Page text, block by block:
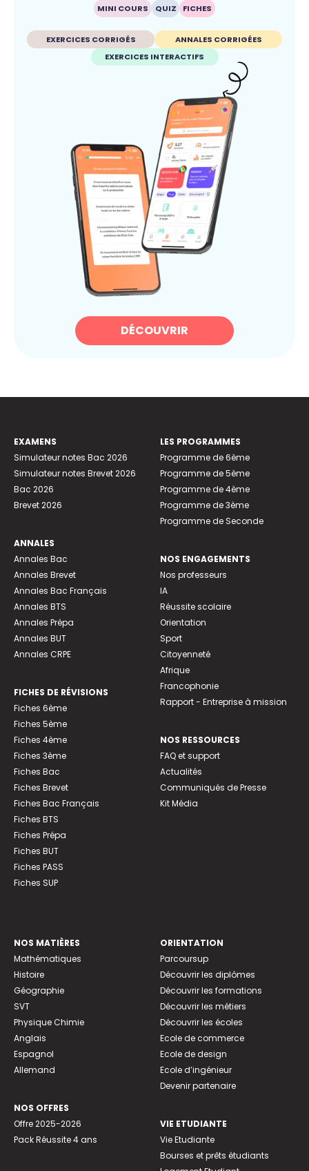
MINI COURS QUIZ FICHES
EXERCICES CORRIGÉS
ANNALES CORRIGÉES
EXERCICES INTERACTIFS
DÉCOUVRIR
EXAMENS
Simulateur notes Bac 2026
Simulateur notes Brevet 2026
Bac 2026
Brevet 2026
ANNALES
Annales Bac
Annales Brevet
Annales Bac Français
Annales BTS
Annales Prépa
Annales BUT
Annales CRPE
FICHES DE RÉVISIONS
Fiches 6ème
Fiches 5ème
Fiches 4ème
Fiches 3ème
Fiches Bac
Fiches Brevet
Fiches Bac Français
Fiches BTS
Fiches Prépa
Fiches BUT
Fiches PASS
Fiches SUP
LES PROGRAMMES
Programme de 6ème
Programme de 5ème
Programme de 4ème
Programme de 3ème
Programme de Seconde
NOS ENGAGEMENTS
Nos professeurs
IA
Réussite scolaire
Orientation
Sport
Citoyenneté
Afrique
Francophonie
Rapport - Entreprise à mission
NOS RESSOURCES
FAQ et support
Actualités
Communiqués de Presse
Kit Média
NOS MATIÈRES
Mathématiques
Histoire
Géographie
SVT
Physique Chimie
Anglais
Espagnol
Allemand
NOS OFFRES
Offre 2025-2026
Pack Réussite 4 ans
ORIENTATION
Parcoursup
Découvrir les diplômes
Découvrir les formations
Découvrir les métiers
Découvrir les écoles
Ecole de commerce
Ecole de design
Ecole d’ingénieur
Devenir partenaire
VIE ETUDIANTE
Vie Etudiante
Bourses et prêts étudiants